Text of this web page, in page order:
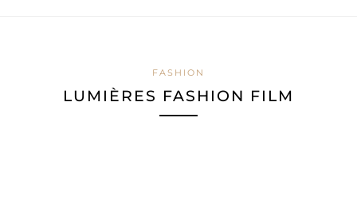
FASHION
LUMIÈRES FASHION FILM